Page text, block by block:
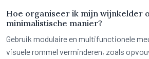
Hoe organiseer ik mijn wijnkelder
minimalistische manier?
Gebruik modulaire en multifunctionele
visuele rommel verminderen, zoals